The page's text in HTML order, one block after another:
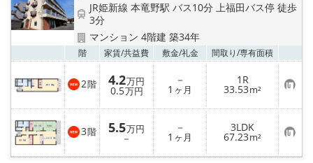
地域から探す
地図から探す
スタッフ
店舗情報·アクセス
会社概要
JR姫新線 本竜野駅 バス10分 上福田バス停 徒歩
3分
マンション 4階建 築34年
階 家賃/共益費 敷金/礼金 間取り/専有面積
2階 4.2万円
0.5万円
－
1 ヶ月
1R
33.53m² お
気
に
入
り
登
録
3階 5.5万円
－
－
1 ヶ月
3LDK
67.23m² お
気
に